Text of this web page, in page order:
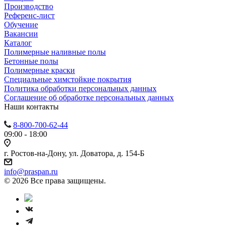
Производство
Референс-лист
Обучение
Вакансии
Каталог
Полимерные наливные полы
Бетонные полы
Полимерные краски
Специальные химстойкие покрытия
Политика обработки персональных данных
Cоглашение об обработке персональных данных
Наши контакты
8-800-700-62-44
09:00 - 18:00
г. Ростов-на-Дону, ул. Доватора, д. 154-Б
info@praspan.ru
© 2026 Все права защищены.